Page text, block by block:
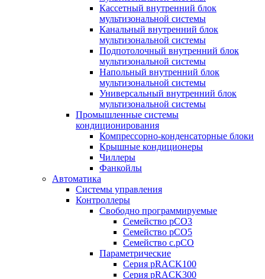
Кассетный внутренний блок
мультизональной системы
Канальный внутренний блок
мультизональной системы
Подпотолочный внутренний блок
мультизональной системы
Напольный внутренний блок
мультизональной системы
Универсальный внутренний блок
мультизональной системы
Промышленные системы
кондиционирования
Компрессорно-конденсаторные блоки
Крышные кондиционеры
Чиллеры
Фанкойлы
Автоматика
Системы управления
Контроллеры
Свободно программируемые
Семейство pCO3
Семейство pCO5
Семейство c.pCO
Параметрические
Серия pRACK100
Серия pRACK300